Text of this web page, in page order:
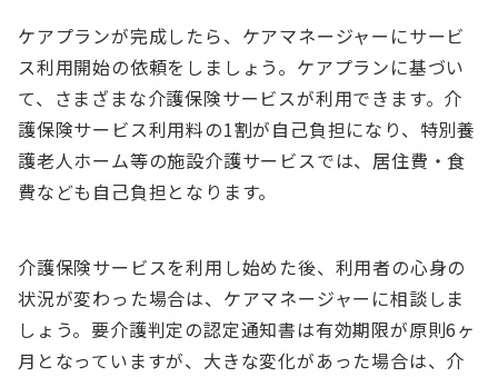
ケアプランが完成したら、ケアマネージャーにサービ
ス利用開始の依頼をしましょう。ケアプランに基づい
て、さまざまな介護保険サービスが利用できます。介
護保険サービス利用料の1割が自己負担になり、特別養
護老人ホーム等の施設介護サービスでは、居住費・食
費なども自己負担となります。
介護保険サービスを利用し始めた後、利用者の心身の
状況が変わった場合は、ケアマネージャーに相談しま
しょう。要介護判定の認定通知書は有効期限が原則6ヶ
月となっていますが、大きな変化があった場合は、介